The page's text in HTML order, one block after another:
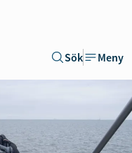
Sök Meny